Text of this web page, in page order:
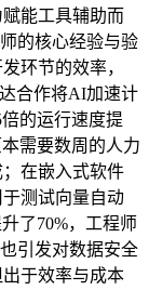
能工具辅助而
的核心经验与验
环节的效率，
合作将AI加速计
的运行速度提
需要数周的人力
在嵌入式软件
测试向量自动
了70%，工程师
引发对数据安全
于效率与成本